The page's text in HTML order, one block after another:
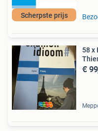
Scherpste prijs
58 x
€